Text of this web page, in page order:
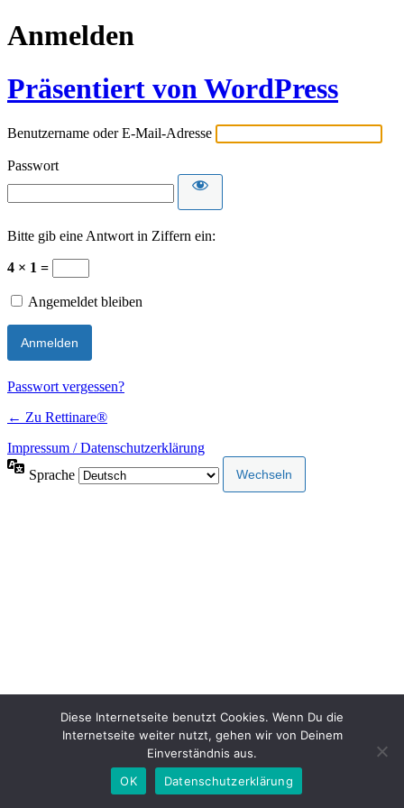
Anmelden
Präsentiert von WordPress
Benutzername oder E-Mail-Adresse
Passwort
Bitte gib eine Antwort in Ziffern ein:
4 × 1 =
Angemeldet bleiben
Passwort vergessen?
← Zu Rettinare®
Impressum / Datenschutzerklärung
Sprache
Diese Internetseite benutzt Cookies. Wenn Du die
Internetseite weiter nutzt, gehen wir von Deinem
Einverständnis aus.
OK
Datenschutzerklärung